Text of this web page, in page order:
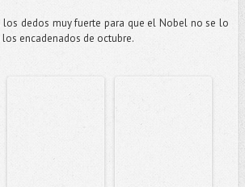
los dedos muy fuerte para que el Nobel no se lo
encadenados de octubre.